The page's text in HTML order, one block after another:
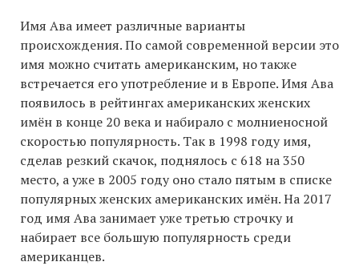
Имя Ава имеет различные варианты
происхождения. По самой современной версии это
имя можно считать американским, но также
встречается его употребление и в Европе. Имя Ава
появилось в рейтингах американских женских
имён в конце 20 века и набирало с молниеносной
скоростью популярность. Так в 1998 году имя,
сделав резкий скачок, поднялось с 618 на 350
место, а уже в 2005 году оно стало пятым в списке
популярных женских американских имён. На 2017
год имя Ава занимает уже третью строчку и
набирает все большую популярность среди
американцев.